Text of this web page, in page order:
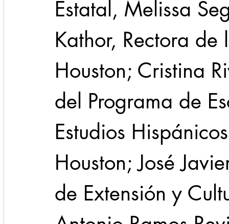
Estatal, Melissa
Kathor, Rectora
Houston; Cristina
del Programa de
Estudios
Houston; José
de Extensión y